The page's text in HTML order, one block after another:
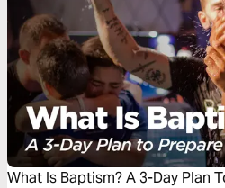
What Is Baptism? A 3-Day Plan